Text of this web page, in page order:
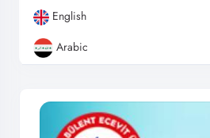
English
Arabic